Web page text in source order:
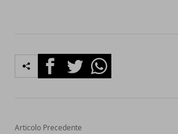
FacebookTwitterWhatsapp
Articolo Precedente